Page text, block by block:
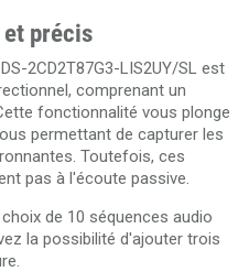
précis
2CD2T87G3-LIS2UY/SL est
comprenant un
fonctionnalité vous plonge
permettant de capturer les
Toutefois, ces
pas à l'écoute passive.
de 10 séquences audio
la possibilité d'ajouter trois